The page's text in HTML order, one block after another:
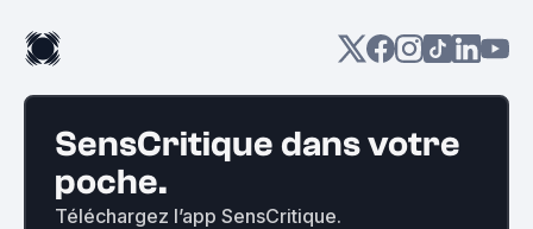
SensCritique dans votre
poche.
Téléchargez l’app SensCritique.